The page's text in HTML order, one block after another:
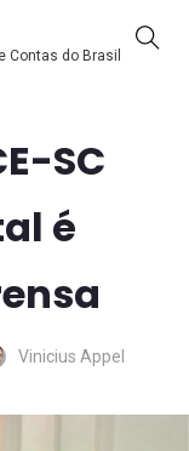
Contas do Brasil
SC
é
Vinicius Appel